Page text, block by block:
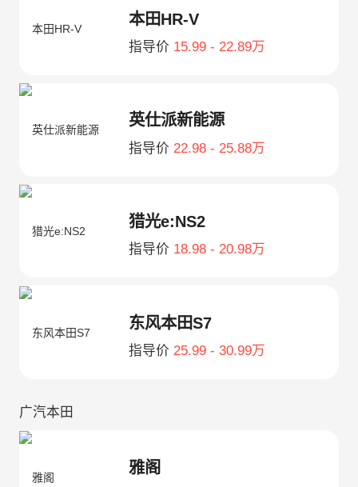
本田HR-V
指导价 15.99 - 22.89万
英仕派新能源
指导价 22.98 - 25.88万
猎光e:NS2
指导价 18.98 - 20.98万
东风本田S7
指导价 25.99 - 30.99万
广汽本田
雅阁